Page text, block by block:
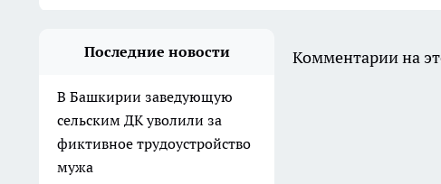
Последние новости
В Башкирии заведующую
сельским ДК уволили за
фиктивное трудоустройство
мужа
Комментарии на